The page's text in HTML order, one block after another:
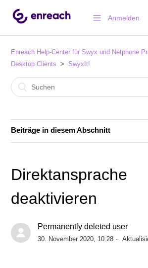
Anmelden
Enreach Help-Center für Swyx und Netphone
Desktop Clients
SwyxIt!
Beiträge in diesem Abschnitt
Auf neu aufgesetzten PCs kann
Anmeldung an SwyxOn per Remote
SwyxIt! und Surface Pro X
Direktansprache
deaktivieren
Permanently deleted user
30. November 2020, 10:28